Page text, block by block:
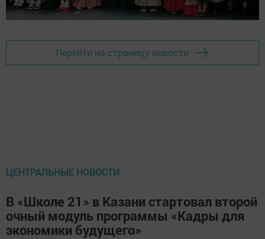
Перейти на страницу новости
ЦЕНТРАЛЬНЫЕ НОВОСТИ
В «Школе 21» в Казани стартовал второй
очный модуль программы «Кадры для
экономики будущего»